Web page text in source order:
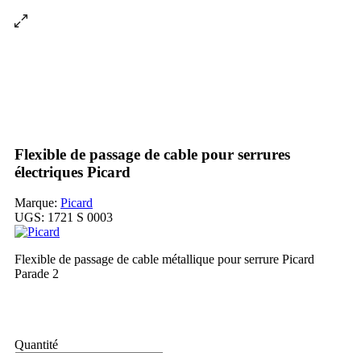
Flexible de passage de cable pour serrures
électriques Picard
Marque: Picard
UGS: 1721 S 0003
Flexible de passage de cable métallique pour serrure Picard
Parade 2
Quantité